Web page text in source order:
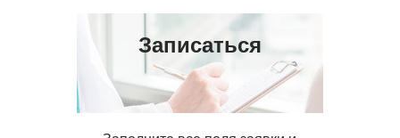
Записаться